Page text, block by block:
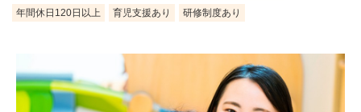
年間休日120日以上
育児支援あり 研修制度あり